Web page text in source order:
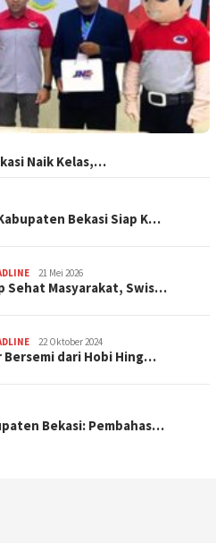
Naik Kelas,…
Bekasi Siap K…
21 Mei 2026
Sehat Masyarakat, Swis…
22 Oktober 2024
Bersemi dari Hobi Hing…
Bekasi: Pembahas…